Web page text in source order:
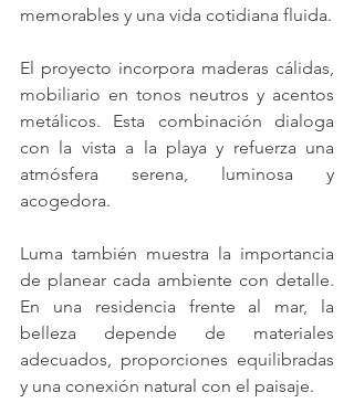
memorables y una vida cotidiana fluida.
El proyecto incorpora maderas cálidas,
mobiliario en tonos neutros y acentos
metálicos. Esta combinación dialoga
con la vista a la playa y refuerza una
atmósfera serena, luminosa y
acogedora.
Luma también muestra la importancia
de planear cada ambiente con detalle.
En una residencia frente al mar, la
belleza depende de materiales
adecuados, proporciones equilibradas
y una conexión natural con el paisaje.